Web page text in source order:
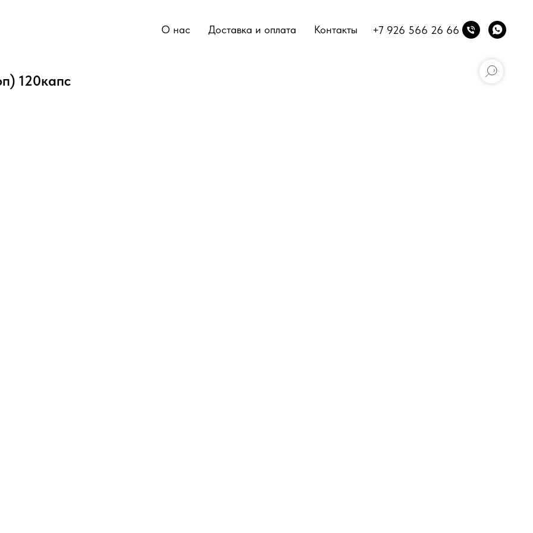
О нас Доставка и оплата Контакты +7 926 566 26 66
120капс